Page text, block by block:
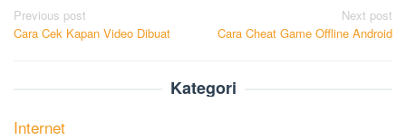
Post
navigation
Previous post
Cara Cek Kapan Video Dibuat
Next post
Cara Cheat Game Offline Android
Kategori
Internet